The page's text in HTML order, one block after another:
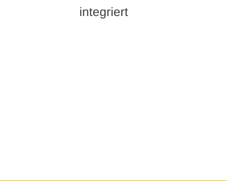
integriert